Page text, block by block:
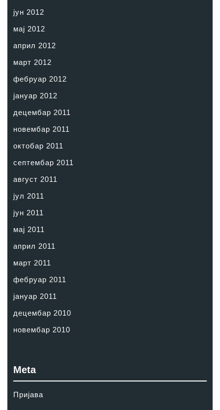
јун 2012
мај 2012
април 2012
март 2012
фебруар 2012
јануар 2012
децембар 2011
новембар 2011
октобар 2011
септембар 2011
август 2011
јул 2011
јун 2011
мај 2011
април 2011
март 2011
фебруар 2011
јануар 2011
децембар 2010
новембар 2010
Meta
Пријава